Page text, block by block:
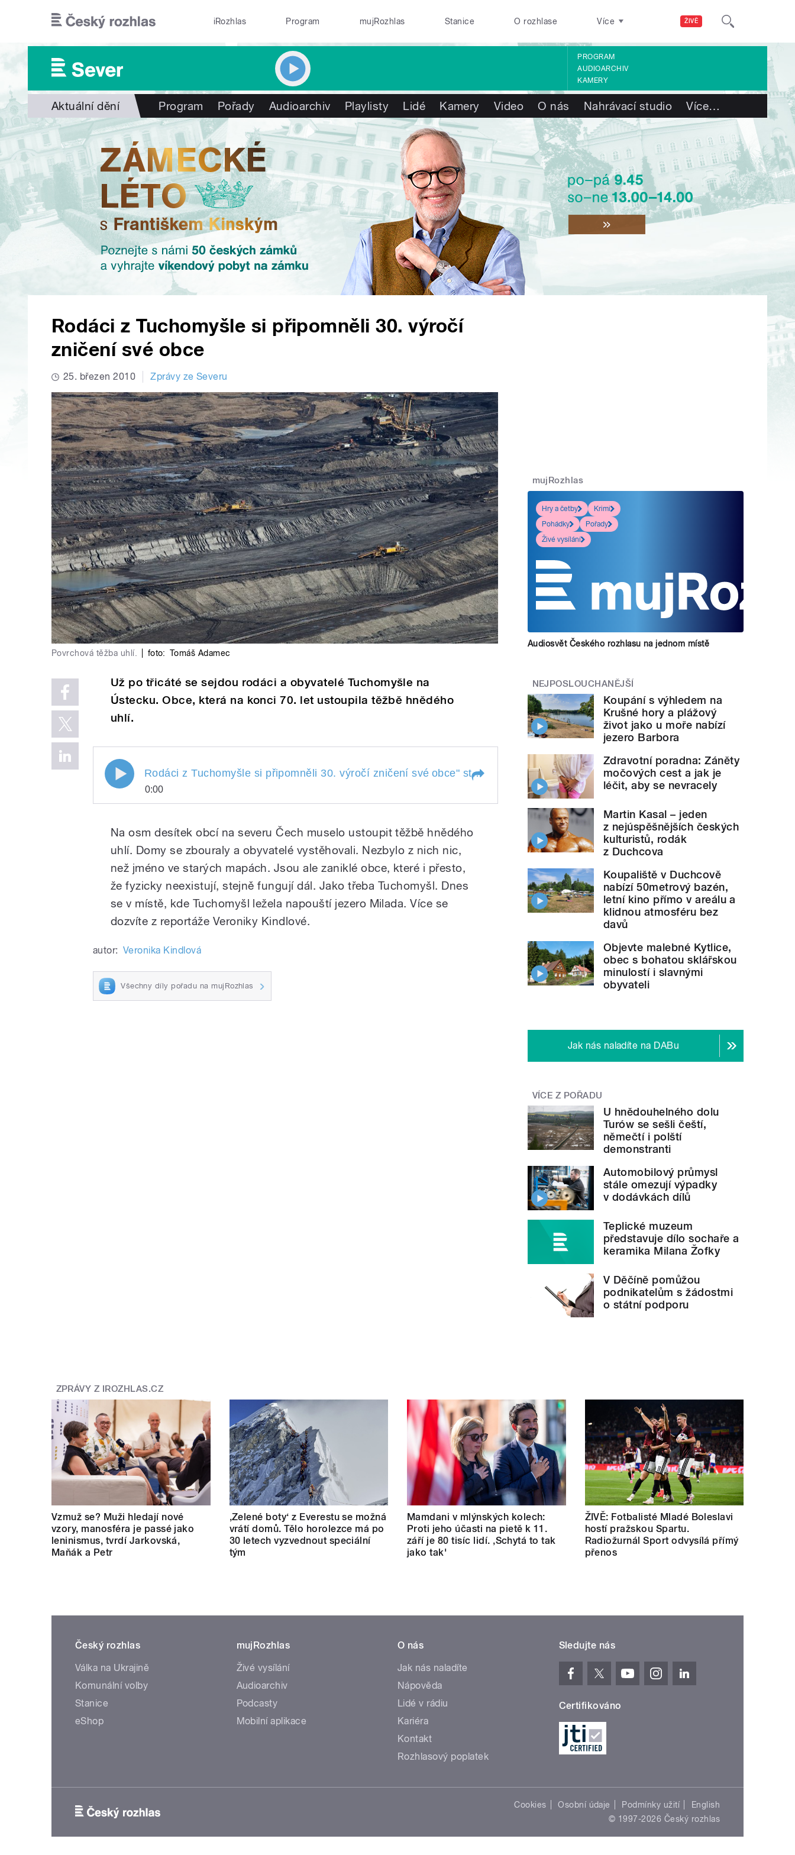
ŽIVĚ
iRozhlas Program mujRozhlas Stanice O rozhlase Více
PROGRAM
AUDIOARCHIV
KAMERY
Aktuální dění Program Pořady Audioarchiv Playlisty Lidé Kamery Video O nás Nahrávací studio Více…
Rodáci z Tuchomyšle si připomněli 30. výročí
zničení své obce
25. březen 2010 Zprávy ze Severu
Povrchová těžba uhlí. foto: Tomáš Adamec
Už po třicáté se sejdou rodáci a obyvatelé Tuchomyšle na
Ústecku. Obce, která na konci 70. let ustoupila těžbě hnědého
uhlí.
Rodáci z Tuchomyšle si připomněli 30. výročí zničení své obce" style=""> Rodáci z Tuchomyšle si připomněli 30. výročí zničení
0:00
zničení své
Na osm desítek obcí na severu Čech muselo ustoupit těžbě hnědého
uhlí. Domy se zbouraly a obyvatelé vystěhovali. Nezbylo z nich nic,
než jméno ve starých mapách. Jsou ale zaniklé obce, které i přesto,
že fyzicky neexistují, stejně fungují dál. Jako třeba Tuchomyšl. Dnes
se v místě, kde Tuchomyšl ležela napouští jezero Milada. Více se
dozvíte z reportáže Veroniky Kindlové.
autor: Veronika Kindlová
Všechny díly pořadu na mujRozhlas
mujRozhlas
Hry a četby
Krimi
Pohádky
Pořady
Živé vysílání
Audiosvět Českého rozhlasu na jednom místě
NEJPOSLOUCHANĚJŠÍ
Koupání s výhledem na
Krušné hory a plážový
život jako u moře nabízí
jezero Barbora
Zdravotní poradna: Záněty
močových cest a jak je
léčit, aby se nevracely
Martin Kasal – jeden
z nejúspěšnějších českých
kulturistů, rodák
z Duchcova
Koupaliště v Duchcově
nabízí 50metrový bazén,
letní kino přímo v areálu a
klidnou atmosféru bez
davů
Objevte malebné Kytlice,
obec s bohatou sklářskou
minulostí i slavnými
obyvateli
Jak nás naladíte na DABu
VÍCE Z POŘADU
U hnědouhelného dolu
Turów se sešli čeští,
němečtí i polští
demonstranti
Automobilový průmysl
stále omezují výpadky
v dodávkách dílů
Teplické muzeum
představuje dílo sochaře a
keramika Milana Žofky
V Děčíně pomůžou
podnikatelům s žádostmi
o státní podporu
ZPRÁVY Z IROZHLAS.CZ
Vzmuž se? Muži hledají nové
vzory, manosféra je passé jako
leninismus, tvrdí Jarkovská,
Maňák a Petr
‚Zelené boty‘ z Everestu se možná
vrátí domů. Tělo horolezce má po
30 letech vyzvednout speciální
tým
Mamdani v mlýnských kolech:
Proti jeho účasti na pietě k 11.
září je 80 tisíc lidí. ‚Schytá to tak
jako tak'
ŽIVĚ: Fotbalisté Mladé Boleslavi
hostí pražskou Spartu.
Radiožurnál Sport odvysílá přímý
přenos
Český rozhlas
Válka na Ukrajině
Komunální volby
Stanice
eShop
mujRozhlas
Živé vysílání
Audioarchiv
Podcasty
Mobilní aplikace
O nás
Jak nás naladíte
Nápověda
Lidé v rádiu
Kariéra
Kontakt
Rozhlasový poplatek
Sledujte nás
Certifikováno
Cookies Osobní údaje Podmínky užití
English
© 1997-2026 Český rozhlas